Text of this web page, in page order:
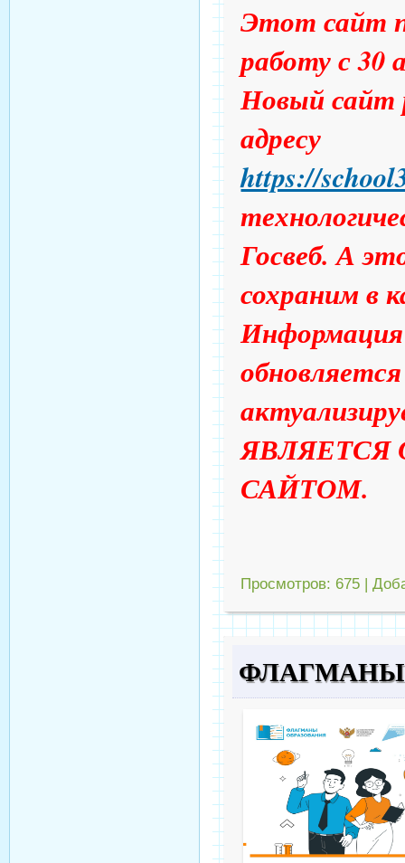
Этот сайт
работу с 30
Новый сайт
адресу
https://
Госвеб. А
сохраним в
САЙТОМ.
Просмотров: 675 |
ФЛАГМАНЫ